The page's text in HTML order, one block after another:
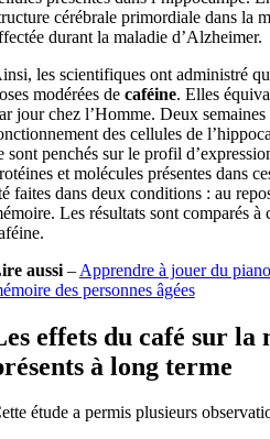
cérébrale primordiale dans la
durant la maladie d’Alzheimer.
les scientifiques ont administré
modérées de caféine. Elles
jour chez l’Homme. Deux
des cellules de
sont penchés sur le profil
et molécules présentes dans
faites dans deux conditions : au
Les résultats sont comparés à
aussi– Apprendre à jouer du
des personnes âgées
effets du café sur la
à long terme
étude a permis plusieurs